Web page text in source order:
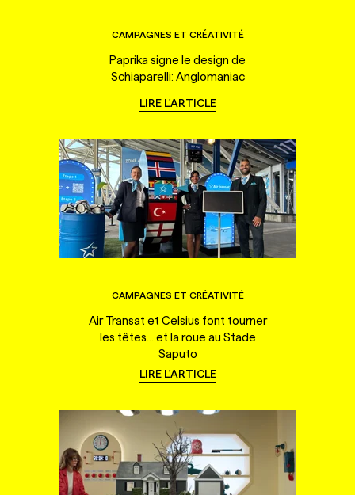
CAMPAGNES ET CRÉATIVITÉ
Paprika signe le design de
Schiaparelli: Anglomaniac
LIRE L'ARTICLE
CAMPAGNES ET CRÉATIVITÉ
Air Transat et Celsius font tourner
les têtes... et la roue au Stade
Saputo
LIRE L'ARTICLE